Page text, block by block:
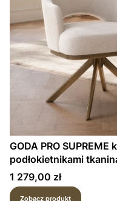
GODA PRO
podłokietnikami
Cena
1 279,00 zł
Zobacz produkt